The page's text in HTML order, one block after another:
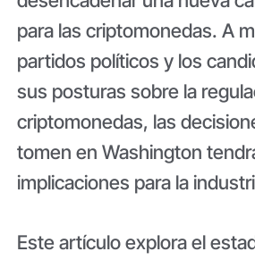
para las criptomonedas. A
partidos políticos y los
sus posturas sobre la
criptomonedas, las
tomen en Washington
implicaciones para la
Este artículo explora el